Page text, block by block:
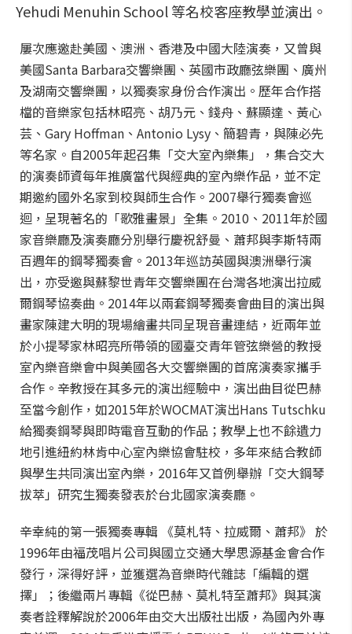
Yehudi Menuhin School 等名校客座教學並演出。
屢次應邀赴美國、澳洲、香港及中國大陸演奏，又曾與
美國Santa Barbara交響樂團、英國市政廳弦樂團、廣州
及湖南交響樂團，以獨奏家身份合作演出。歷年合作搭
檔的音樂家包括林昭亮、胡乃元、錢舟、蘇顯達、黃心
芸、Gary Hoffman、Antonio Lysy、簡碧青，與陳必先
等名家。自2005年起召集「交大室內樂集」，集合交大
的演奏師資每年推廣當代與經典的室內樂作品，並不定
期邀約國外名家到校與師生合作。2007舉行獨奏會巡
迴，呈現著名的「歌雅畫景」全集。2010、2011年於國
家音樂廳及演奏廳分別舉行慶祝舒曼、蕭邦與李斯特兩
百週年的鋼琴獨奏會。2013年巡訪英國與澳洲舉行演
出，亦受邀與蘇黎世青年交響樂團在台灣各地演出拉威
爾鋼琴協奏曲。2014年以兩套鋼琴獨奏會曲目的演出與
畫家陳建大明的現場繪畫共同呈現音畫連結，近兩年並
於小提琴家林昭亮所帶領的國臺交青年管弦樂營的教授
室內樂音樂會中與美國各大交響樂團的首席演奏家攜手
合作。辛教授在其多元的演出經驗中，演出曲目從巴赫
至當今創作，如2015年於WOCMAT演出Hans Tutschku
給獨奏鋼琴與即時電音互動的作品；教學上也不餘遺力
地引進紐約林肯中心室內樂協會駐校，多年來結合教師
與學生共同演出室內樂，2016年又首例舉辦「交大鋼琴
拔萃」研究生獨奏發表於台北國家演奏廳。
辛幸純的第一張獨奏專輯 《莫札特、拉威爾、蕭邦》 於
1996年由福茂唱片公司與國立交通大學思源基金會合作
發行，深得好評，並獲選為音樂時代雜誌「編輯的選
擇」；後繼兩片專輯《從巴赫、莫札特至蕭邦》與其演
奏者詮釋解說於2006年由交大出版社出版，為國內外專